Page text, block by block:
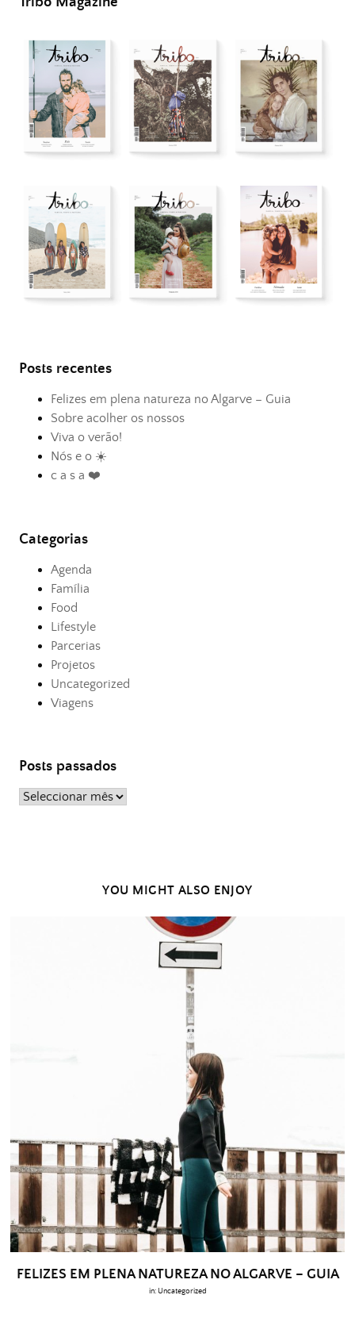
Posts recentes
Felizes em plena natureza no Algarve – Guia
Sobre acolher os nossos
Viva o verão!
Nós e o ☀️
c a s a ❤️
Categorias
Agenda
Família
Food
Lifestyle
Parcerias
Projetos
Uncategorized
Viagens
Posts passados
Posts
YOU MIGHT ALSO ENJOY
FELIZES EM PLENA NATUREZA NO ALGARVE – GUIA
in: Uncategorized